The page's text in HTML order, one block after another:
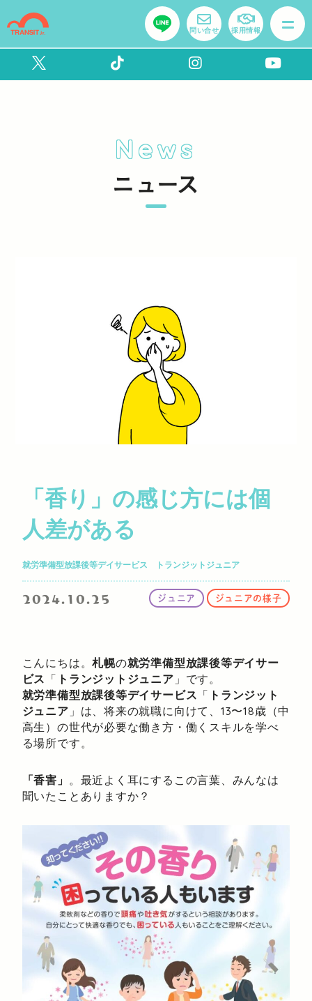
問い合せ 採用情報
News
ニュース
「香り」の感じ方には個
人差がある
就労準備型放課後等デイサービス トランジットジュニア
2024.10.25 ジュニア ジュニアの様子
こんにちは。札幌の就労準備型放課後等デイサー
ビス 「 トランジットジュニア 」です。
就労準備型放課後等デイサービス 「 トランジット
ジュニア 」は、将来の就職に向けて、13〜18歳（中
高生）の世代が必要な働き方・働くスキルを学べ
る場所です。
「香害」 。最近よく耳にするこの言葉、みんなは
聞いたことありますか？